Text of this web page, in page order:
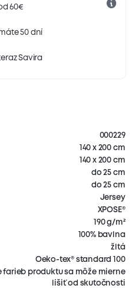
60€
50 dní
Savira
000229
140 x 200 cm
140 x 200 cm
do 25 cm
do 25 cm
Jersey
XPOSE®
190 g/m²
100% bavlna
žltá
Oeko-tex® standard 100
farieb produktu sa môže mierne
líšiť od skutočnosti